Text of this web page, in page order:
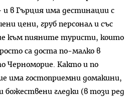
в Гърция има дестинации с
цени, груб персонал и със
към пияните туристи, които
са доста по-малко в
Черноморие. Както и по
има гостоприемни домакини,
божествени гледки (в този ред